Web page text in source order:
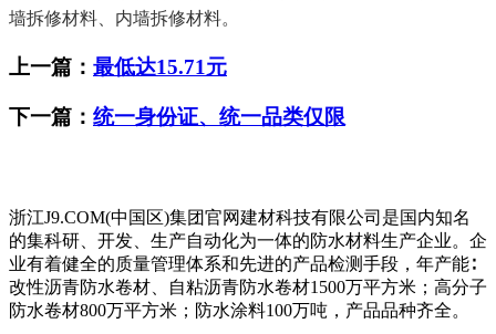
墙拆修材料、内墙拆修材料。
上一篇： 最低达15.71元
下一篇： 统一身份证、统一品类仅限
浙江J9.COM(中国区)集团官网建材科技有限公司是国内知名
的集科研、开发、生产自动化为一体的防水材料生产企业。企
业有着健全的质量管理体系和先进的产品检测手段，年产能∶
改性沥青防水卷材、自粘沥青防水卷材1500万平方米；高分子
防水卷材800万平方米；防水涂料100万吨，产品品种齐全。